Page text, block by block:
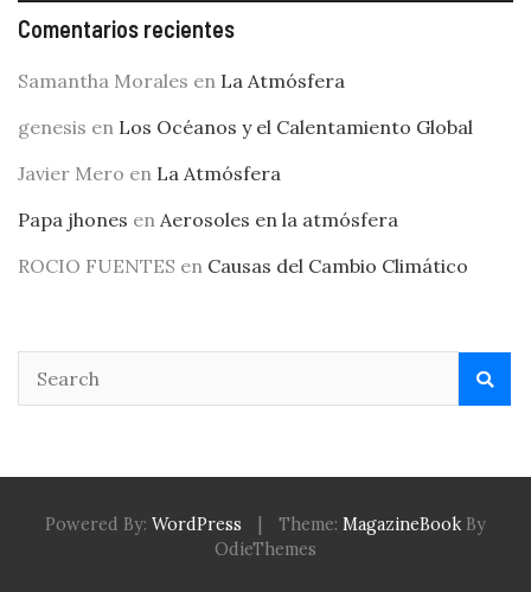
Comentarios recientes
Samantha Morales en La Atmósfera
genesis en Los Océanos y el Calentamiento Global
Javier Mero en La Atmósfera
Papa jhones en Aerosoles en la atmósfera
ROCIO FUENTES en Causas del Cambio Climático
Powered By: WordPress Theme: MagazineBook By
OdieThemes